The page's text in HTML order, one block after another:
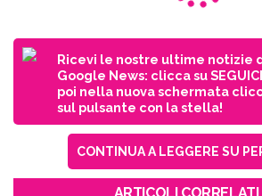
Ricevi le nostre ultime notizie
Google News: clicca su
poi nella nuova schermata
sul pulsante con la stella!
CONTINUA A LEGGERE SU